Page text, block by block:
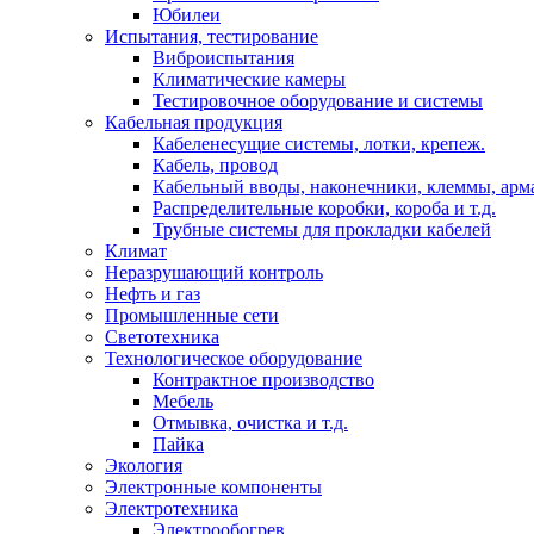
Юбилеи
Испытания, тестирование
Виброиспытания
Климатические камеры
Тестировочное оборудование и системы
Кабельная продукция
Кабеленесущие системы, лотки, крепеж.
Кабель, провод
Кабельный вводы, наконечники, клеммы,
Распределительные коробки, короба и т.д.
Трубные системы для прокладки кабелей
Климат
Неразрушающий контроль
Нефть и газ
Промышленные сети
Светотехника
Технологическое оборудование
Контрактное производство
Мебель
Отмывка, очистка и т.д.
Пайка
Экология
Электронные компоненты
Электротехника